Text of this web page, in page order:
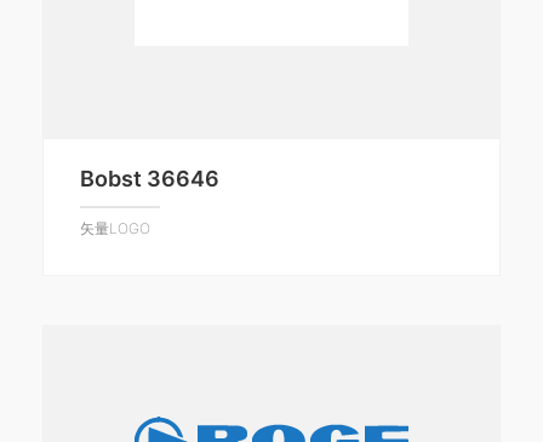
Bobst 36646
矢量LOGO